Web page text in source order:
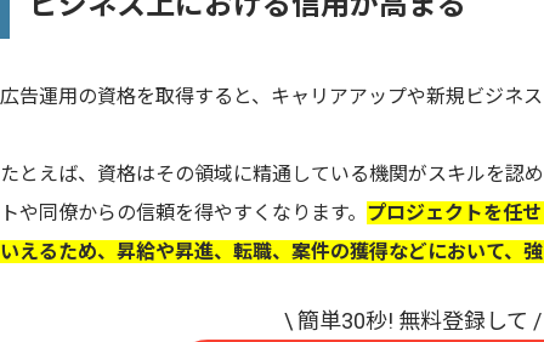
広告運用の資格を取得すると、キャリアアップや新規ビジネ
たとえば、資格はその領域に精通している機関がスキルを認
トや同僚からの信頼を得やすくなります。 プロジェクトを任
いえるため、昇給や昇進、転職、案件の獲得などにおいて、